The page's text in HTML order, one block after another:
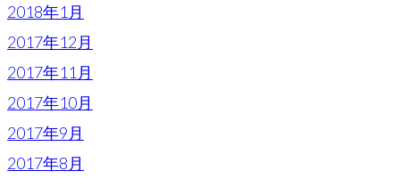
2018年1月
2017年12月
2017年11月
2017年10月
2017年9月
2017年8月